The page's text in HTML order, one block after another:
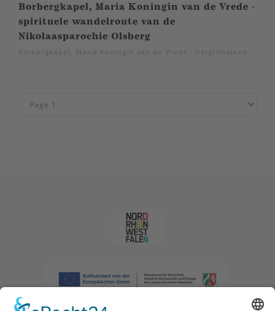
Borbergkapel, Maria Koningin van de Vrede -
spirituele wandelroute van de
Nikolaasparochie Olsberg
Borbergkapel, Maria Koningin van de Vrede - Pelgrimsteen